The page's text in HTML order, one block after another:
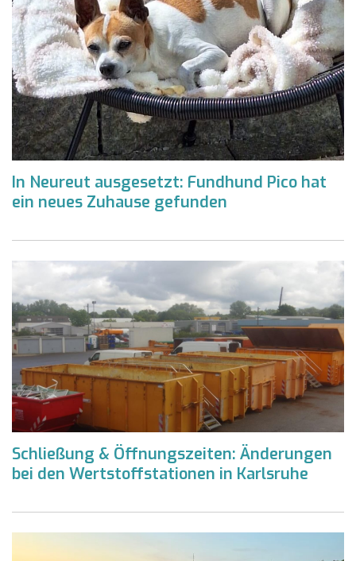
In Neureut ausgesetzt: Fundhund Pico hat
ein neues Zuhause gefunden
Schließung & Öffnungszeiten: Änderungen
bei den Wertstoffstationen in Karlsruhe